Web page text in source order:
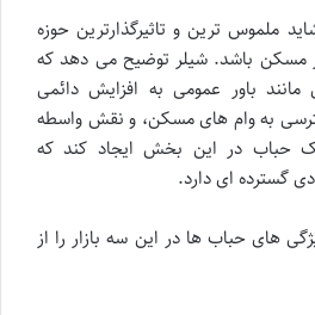
ملموس ترین و تاثیرگذارترین حوزه
مسکن باشد. شیلر توضیح می دهد که
مانند باور عمومی به افزایش دائمی
به وام های مسکن، و نقش واسطه
حباب در این بخش ایجاد کند که
گسترده ای دارد.
های حباب ها در این سه بازار را از